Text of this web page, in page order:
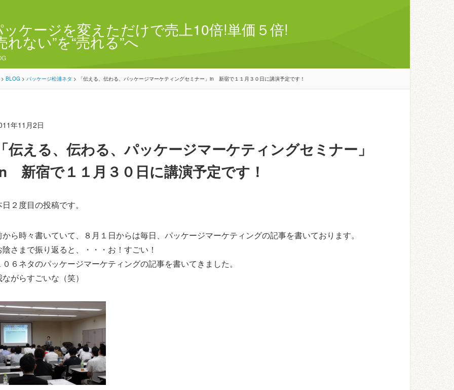
ケージを変えただけで売上10倍!単価５倍!
れない”を“売れる”へ
> BLOG > パッケージ松浦ネタ > 「伝える、伝わる、パッケージマーケティングセミナー」in 新宿で１１月３０日に講演予定です！
年11月2日
伝える、伝わる、パッケージマーケティングセミナー」
新宿で１１月３０日に講演予定です！
日２度目の投稿です。
から時々書いていて、８月１日からは毎日、パッケージマーケティングの記事を書いております。
陰さまで振り返ると、・・・お！すごい！
０６ネタのパッケージマーケティングの記事を書いてきました。
ながらすごいな（笑）